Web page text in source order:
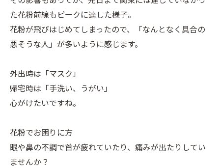
た花粉前線もピークに達した様子。
花粉が飛びはじめてしまったので、「なんとなく具合の
悪そうな人」が多いように感じます。
外出時は「マスク」
帰宅時は「手洗い、うがい」
心がけたいですね。
花粉でお困りに方
眼や鼻の不調で首が疲れていたり、痛みが出たりしてい
ませんか？